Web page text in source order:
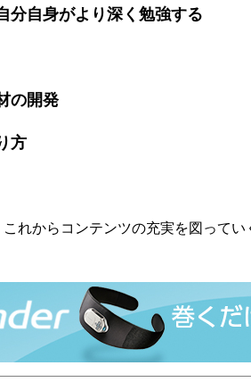
分自身がより深く勉強する
の開発
方
れからコンテンツの充実を図ってい